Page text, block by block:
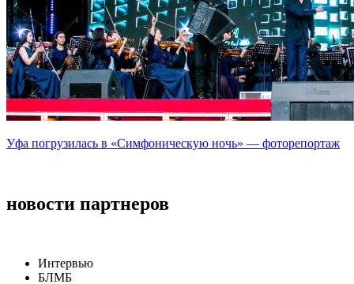
Уфа погрузилась в «Симфоническую ночь» — фоторепортаж
новости партнеров
Интервью
БЛМБ